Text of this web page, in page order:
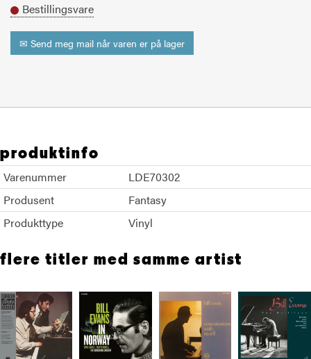
Bestillingsvare
✉ Send meg mail når varen er på lager
produktinfo
Varenummer
LDE70302
Produsent
Fantasy
Produkttype
Vinyl
flere titler med samme artist